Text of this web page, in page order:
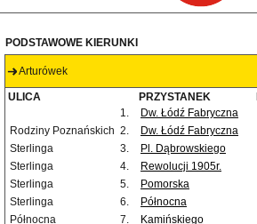
PODSTAWOWE KIERUNKI
Arturówek
ULICA PRZYSTANEK
1.
Dw. Łódź Fabryczna
Rodziny Poznańskich 2. Dw. Łódź Fabryczna
Sterlinga
3. Pl. Dąbrowskiego
Sterlinga
4. Rewolucji 1905r.
Sterlinga
5. Pomorska
Sterlinga
6. Północna
Północna
7. Kamińskiego